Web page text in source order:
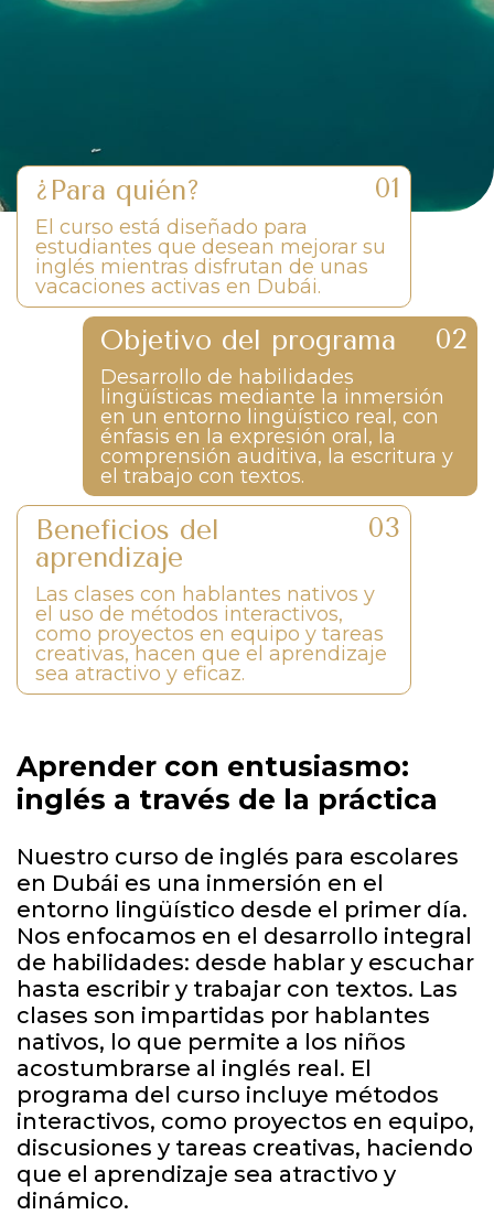
¿Para quién?
El curso está diseñado para
estudiantes que desean mejorar su
inglés mientras disfrutan de unas
vacaciones activas en Dubái.
Objetivo del programa
Desarrollo de habilidades
lingüísticas mediante la inmersión
en un entorno lingüístico real, con
énfasis en la expresión oral, la
comprensión auditiva, la escritura y
el trabajo con textos.
Beneficios del
aprendizaje
Las clases con hablantes nativos y
el uso de métodos interactivos,
como proyectos en equipo y tareas
creativas, hacen que el aprendizaje
sea atractivo y eficaz.
Aprender con entusiasmo:
inglés a través de la práctica
Nuestro curso de inglés para escolares
en Dubái es una inmersión en el
entorno lingüístico desde el primer día.
Nos enfocamos en el desarrollo integral
de habilidades: desde hablar y escuchar
hasta escribir y trabajar con textos. Las
clases son impartidas por hablantes
nativos, lo que permite a los niños
acostumbrarse al inglés real. El
programa del curso incluye métodos
interactivos, como proyectos en equipo,
discusiones y tareas creativas, haciendo
que el aprendizaje sea atractivo y
dinámico.